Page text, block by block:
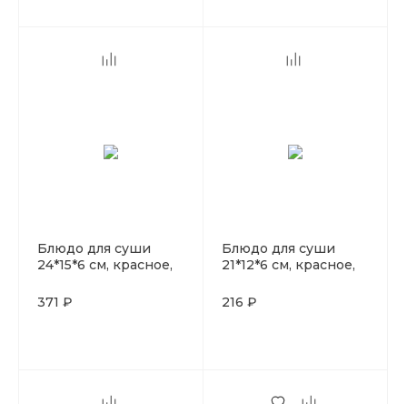
Блюдо для суши
24*15*6 см, красное,
371 ₽
Блюдо для суши
21*12*6 см, красное,
216 ₽